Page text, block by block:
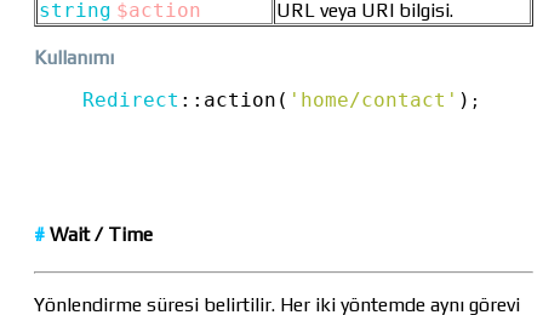
string $action URL veya URI bilgisi.
Kullanımı
Redirect :: action( 'home/contact' ) ;
# Wait/ Time
Yönlendirme süresi belirtilir. Her iki yöntemde aynı görevi